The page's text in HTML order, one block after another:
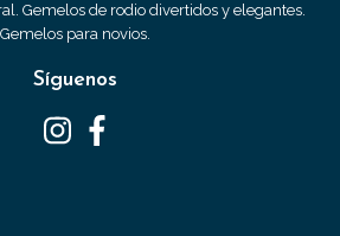
Gemelos de rodio divertidos y elegantes.
Gemelos para novios.
Síguenos